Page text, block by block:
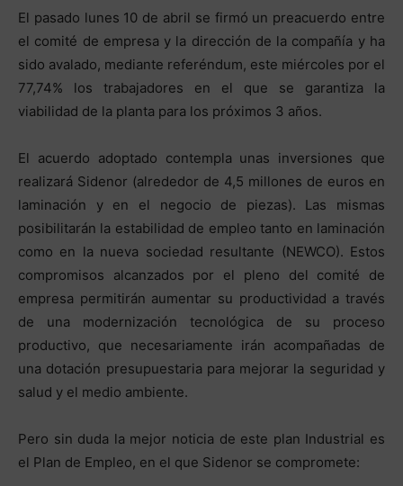
El pasado lunes 10 de abril se firmó un preacuerdo entre
el comité de empresa y la dirección de la compañía y ha
sido avalado, mediante referéndum, este miércoles por el
77,74% los trabajadores en el que se garantiza la
viabilidad de la planta para los próximos 3 años.
El acuerdo adoptado contempla unas inversiones que
realizará Sidenor (alrededor de 4,5 millones de euros en
laminación y en el negocio de piezas). Las mismas
posibilitarán la estabilidad de empleo tanto en laminación
como en la nueva sociedad resultante (NEWCO). Estos
compromisos alcanzados por el pleno del comité de
empresa permitirán aumentar su productividad a través
de una modernización tecnológica de su proceso
productivo, que necesariamente irán acompañadas de
una dotación presupuestaria para mejorar la seguridad y
salud y el medio ambiente.
Pero sin duda la mejor noticia de este plan Industrial es
el Plan de Empleo, en el que Sidenor se compromete: